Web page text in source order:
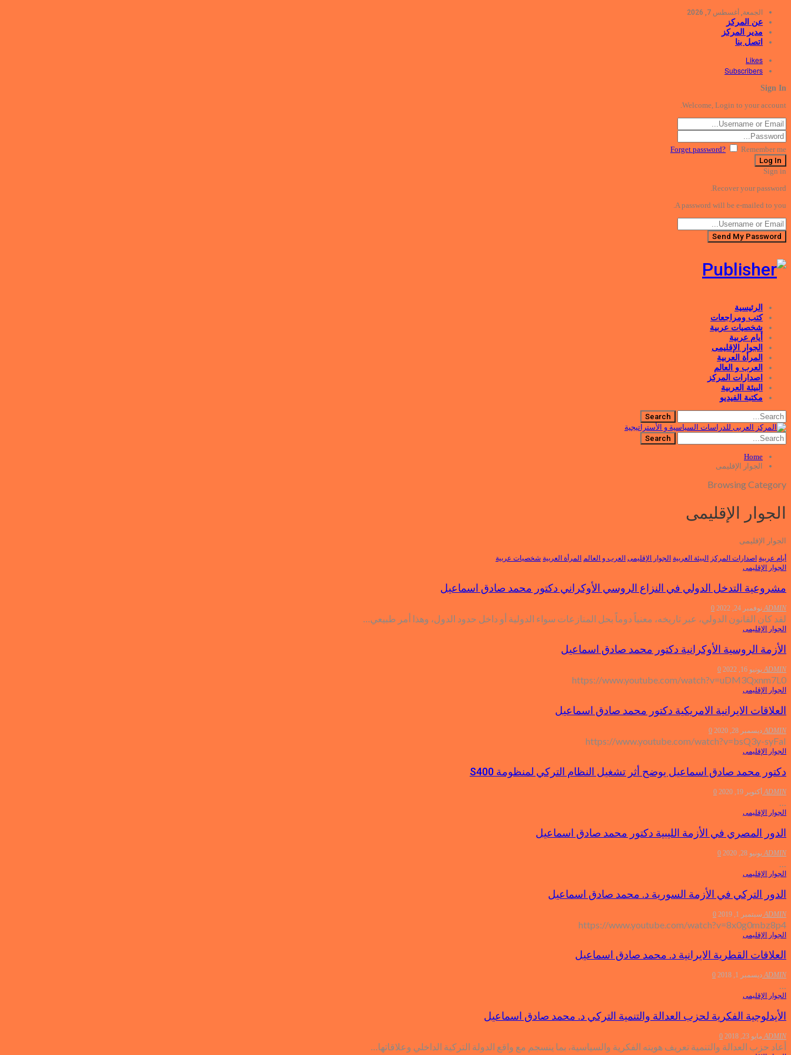
الجمعة, أغسطس 7, 2026
عن المركز
مدير المركز
اتصل بنا
Likes
Subscribers
Sign In
Welcome, Login to your account.
Forget password? Remember me
Sign in
Recover your password.
A password will be e-mailed to you.
الرئيسية
كتب ومراجعات
شخصيات عربية
أيام عربية
الجوار الإقليمى
المرأة العربية
العرب و العالم
اصدارات المركز
البيئة العربية
مكتبة الفيديو
Home
الجوار الإقليمى
Browsing Category
الجوار الإقليمى
الجوار الإقليمى
أيام عربية اصدارات المركز البيئة العربية الجوار الإقليمى العرب و العالم المرأة العربية شخصيات عربية
الجوار الإقليمى
مشروعية التدخل الدولي في النزاع الروسي الأوكراني دكتور محمد صادق اسماعيل
ADMIN نوفمبر 24, 2022 0
لقد كان القانون الدولي، عبر تاريخه، معنياً دوماً بحل المنازعات سواء الدولية أو داخل حدود الدول، وهذا أمر طبيعي…
الجوار الإقليمى
الأزمة الروسية الأوكرانية دكتور محمد صادق اسماعيل
ADMIN يونيو 16, 2022 0
https://www.youtube.com/watch?v=uDM3Qxnm7L0
الجوار الإقليمى
العلاقات الايرانية الامريكية دكتور محمد صادق اسماعيل
ADMIN ديسمبر 28, 2020 0
https://www.youtube.com/watch?v=bsQ3y-syFaI
الجوار الإقليمى
دكتور محمد صادق اسماعيل يوضح أثر تشغيل النظام التركي لمنظومة S400
ADMIN أكتوبر 19, 2020 0
الجوار الإقليمى
الدور المصري في الأزمة الليبية دكتور محمد صادق اسماعيل
ADMIN يونيو 28, 2020 0
الجوار الإقليمى
الدور التركي في الأزمة السورية د. محمد صادق اسماعيل
ADMIN سبتمبر 1, 2019 0
https://www.youtube.com/watch?v=8x0g0mbz8p4
الجوار الإقليمى
العلاقات القطرية الايرانية د. محمد صادق اسماعيل
ADMIN ديسمبر 1, 2018 0
…
الجوار الإقليمى
الأيدلوجية الفكرية لحزب العدالة والتنمية التركي د. محمد صادق اسماعيل
ADMIN مايو 23, 2018 0
أعاد حزب العدالة والتنمية تعريف هويته الفكرية والسياسية، بما ينسجم مع واقع الدولة التركية الداخلي وعلاقاتها…